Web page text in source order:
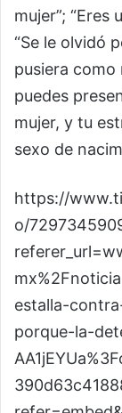
mujer”; “Eres
“Se le olvidó
pusiera como
puedes
mujer, y tu
sexo de
https://
o/
estalla-
porque-la-